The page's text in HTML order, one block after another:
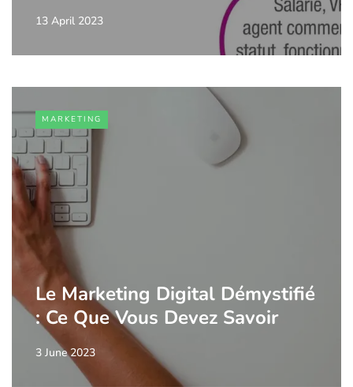
13 April 2023
MARKETING
Le Marketing Digital Démystifié
: Ce Que Vous Devez Savoir
3 June 2023